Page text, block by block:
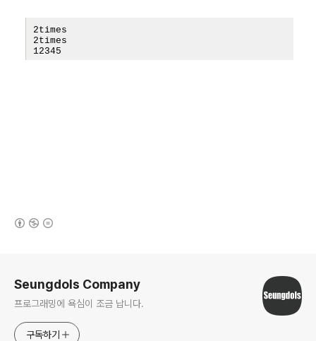
Seungdols Company
프로그래밍에 욕심이 조금 납니다.
구독하기